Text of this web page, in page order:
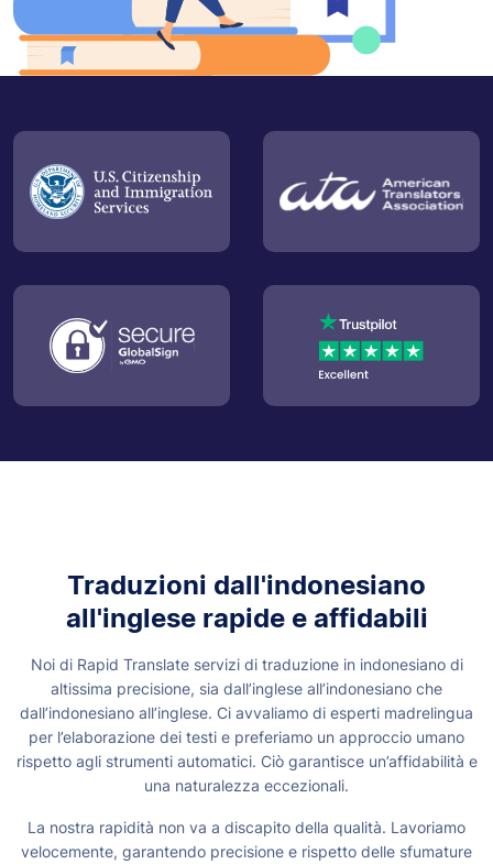
Traduzioni dall'indonesiano
all'inglese rapide e affidabili
Noi di Rapid Translate servizi di traduzione in indonesiano di
altissima precisione, sia dall’inglese all’indonesiano che
dall’indonesiano all’inglese. Ci avvaliamo di esperti madrelingua
per l’elaborazione dei testi e preferiamo un approccio umano
rispetto agli strumenti automatici. Ciò garantisce un’affidabilità e
una naturalezza eccezionali.
La nostra rapidità non va a discapito della qualità. Lavoriamo
velocemente, garantendo precisione e rispetto delle sfumature